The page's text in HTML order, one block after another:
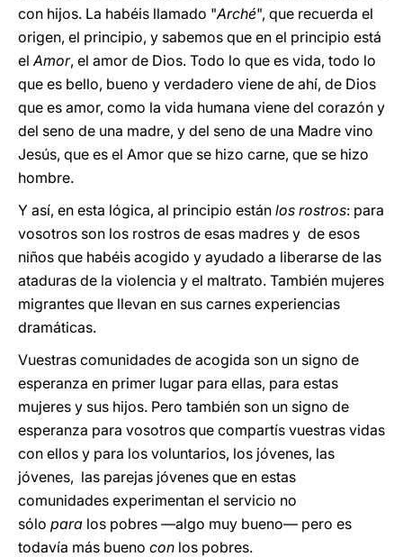
con hijos. La habéis llamado "Arché", que recuerda el
origen, el principio, y sabemos que en el principio está
elAmor, el amor de Dios. Todo lo que es vida, todo lo
que es bello, bueno y verdadero viene de ahí, de Dios
que es amor, como la vida humana viene del corazón y
del seno de una madre, y del seno de una Madre vino
Jesús, que es el Amor que se hizo carne, que se hizo
hombre.
Y así, en esta lógica, al principio están los rostros: para
vosotros son los rostros de esas madres y de esos
niños que habéis acogido y ayudado a liberarse de las
ataduras de la violencia y el maltrato. También mujeres
migrantes que llevan en sus carnes experiencias
dramáticas.
Vuestras comunidades de acogida son un signo de
esperanza en primer lugar para ellas, para estas
mujeres y sus hijos. Pero también son un signo de
esperanza para vosotros que compartís vuestras vidas
con ellos y para los voluntarios, los jóvenes, las
jóvenes, las parejas jóvenes que en estas
comunidades experimentan el servicio no
sólo para los pobres —algo muy bueno— pero es
todavía más bueno con los pobres.